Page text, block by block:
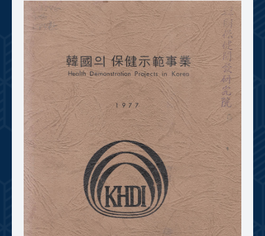
사진 아카이브 문서 기록물 행정박물 영상 기록물
주년 기념
성과 50선 숫자로 보는 50년 50+1주년 광장
세계와 함께 한 KIHASA
VR 역사관